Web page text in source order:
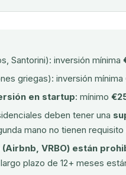
Santorini): inversión mínima
griegas): inversión mínima
en startup: mínimo
deben tener una
mano no tienen
VRBO) están
plazo de 12+ meses